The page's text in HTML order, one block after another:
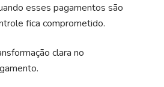
esses pagamentos são
fica comprometido.
clara no